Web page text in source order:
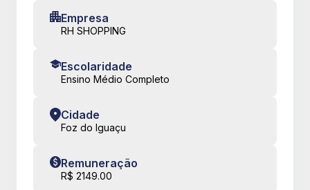
Empresa
RH SHOPPING
Escolaridade
Ensino Médio Completo
Cidade
Foz do Iguaçu
Remuneração
R$ 2149.00